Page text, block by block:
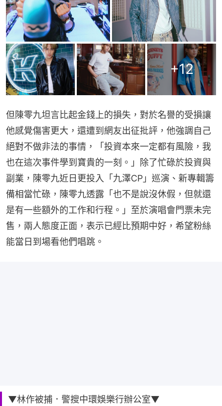
+12
但陳零九坦言比起金錢上的損失，對於名譽的受損讓
他感覺傷害更大，還遭到網友出征批評，他強調自己
絕對不做非法的事情，「投資本來一定都有風險，我
也在這次事件學到寶貴的一刻。」除了忙碌於投資與
副業，陳零九近日更投入「九澤CP」巡演、新專輯籌
備相當忙碌，陳零九透露「也不是說沒休假，但就還
是有一些額外的工作和行程。」至於演唱會門票未完
售，兩人態度正面，表示已經比預期中好，希望粉絲
能當日到場看他們唱跳。
▼林作被捕．警搜中環娛樂行辦公室▼